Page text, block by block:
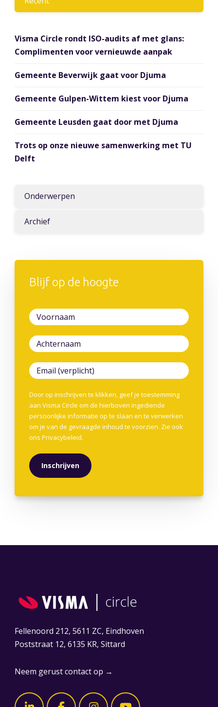
Visma Circle rondt ISO-audits af met glans:
Complimenten voor vernieuwde aanpak
Gemeente Beverwijk gaat voor Djuma
Gemeente Gulpen-Wittem kiest voor Djuma
Gemeente Leusden gaat door met Djuma
Trots op onze nieuwe samenwerking met TU
Delft
Onderwerpen
Archief
Blijf op de hoogte
Door op inschrijven te klikken, geef je toestemming
aan Visma Circle om de hierboven ingediende
persoonlijke informatie op te slaan en te verwerken
om je van de gevraagde inhoud te voorzien. Zie ook
ons Privacybeleid.
Fellenoord 212, 5611 ZC, Eindhoven
Poststraat 12, 6135 KR, Sittard
Neem gerust contact op →